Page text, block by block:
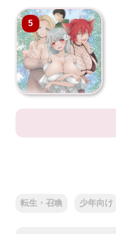
5
転生・召喚 少年向け